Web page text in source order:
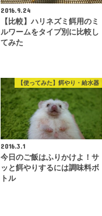
2016.9.24
【比較】ハリネズミ餌用のミ
ルワームをタイプ別に比較し
てみた
【使ってみた】餌やり・給水器
2016.3.1
今日のご飯はふりかけよ！サ
ッと餌やりするには調味料ボ
トル